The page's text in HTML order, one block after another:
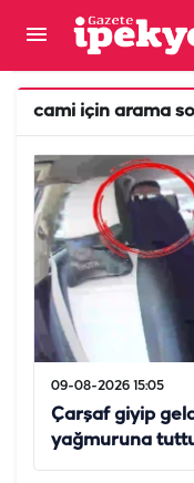
cami için arama
09-08-2026 15:05
Çarşaf giyip
yağmuruna